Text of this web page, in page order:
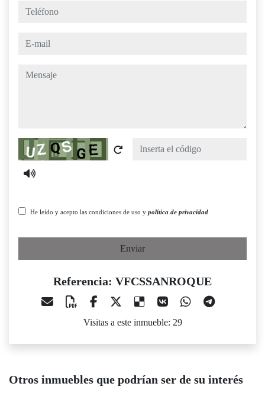
teléfono
e-mail
mensaje
Captcha
He leído y acepto las condiciones de uso y política de privacidad
Enviar
Referencia: VFCSSANROQUE
Visitas a este inmueble: 29
Otros inmuebles que podrían ser de su interés